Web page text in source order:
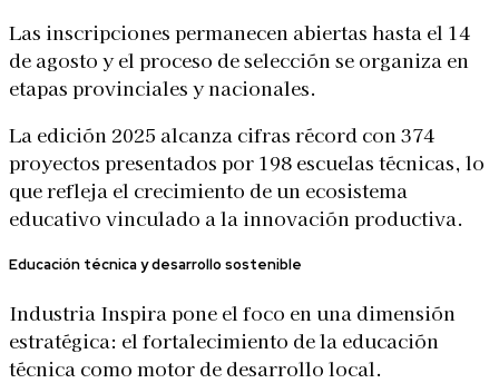
Las inscripciones permanecen abiertas hasta el 14
de agosto y el proceso de selección se organiza en
etapas provinciales y nacionales.
La edición 2025 alcanza cifras récord con 374
proyectos presentados por 198 escuelas técnicas, lo
que refleja el crecimiento de un ecosistema
educativo vinculado a la innovación productiva.
Educación técnica y desarrollo sostenible
Industria Inspira pone el foco en una dimensión
estratégica: el fortalecimiento de la educación
técnica como motor de desarrollo local.